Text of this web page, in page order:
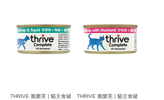
THRIVE 脆樂芙 | 貓主食罐
THRIVE 脆樂芙 | 貓主食罐